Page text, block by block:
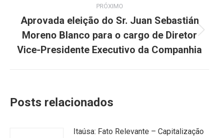
PRÓXIMO
Próximo
post:
Aprovada eleição do Sr. Juan Sebastián
Moreno Blanco para o cargo de Diretor
Vice-Presidente Executivo da Companhia
Posts relacionados
Itaúsa: Fato Relevante – Capitalização